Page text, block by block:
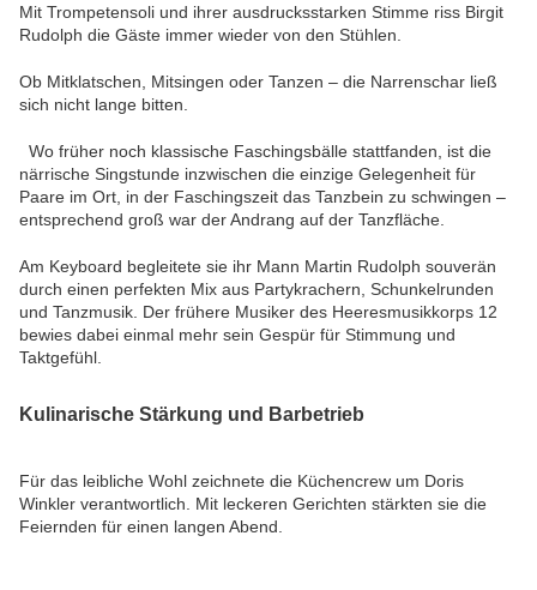
Mit Trompetensoli und ihrer ausdrucksstarken Stimme riss Birgit
Rudolph die Gäste immer wieder von den Stühlen.
Ob Mitklatschen, Mitsingen oder Tanzen – die Narrenschar ließ
sich nicht lange bitten.
Wo früher noch klassische Faschingsbälle stattfanden, ist die
närrische Singstunde inzwischen die einzige Gelegenheit für
Paare im Ort, in der Faschingszeit das Tanzbein zu schwingen –
entsprechend groß war der Andrang auf der Tanzfläche.
Am Keyboard begleitete sie ihr Mann Martin Rudolph souverän
durch einen perfekten Mix aus Partykrachern, Schunkelrunden
und Tanzmusik. Der frühere Musiker des Heeresmusikkorps 12
bewies dabei einmal mehr sein Gespür für Stimmung und
Taktgefühl.
Kulinarische Stärkung und Barbetrieb
Für das leibliche Wohl zeichnete die Küchencrew um Doris
Winkler verantwortlich. Mit leckeren Gerichten stärkten sie die
Feiernden für einen langen Abend.